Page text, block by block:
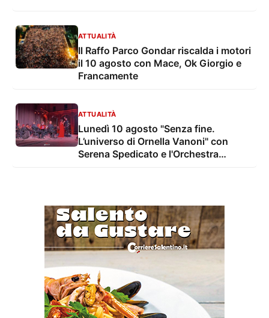
ATTUALITÀ
Il Raffo Parco Gondar riscalda i motori
il 10 agosto con Mace, Ok Giorgio e
Francamente
ATTUALITÀ
Lunedì 10 agosto "Senza fine.
L’universo di Ornella Vanoni" con
Serena Spedicato e l'Orchestra